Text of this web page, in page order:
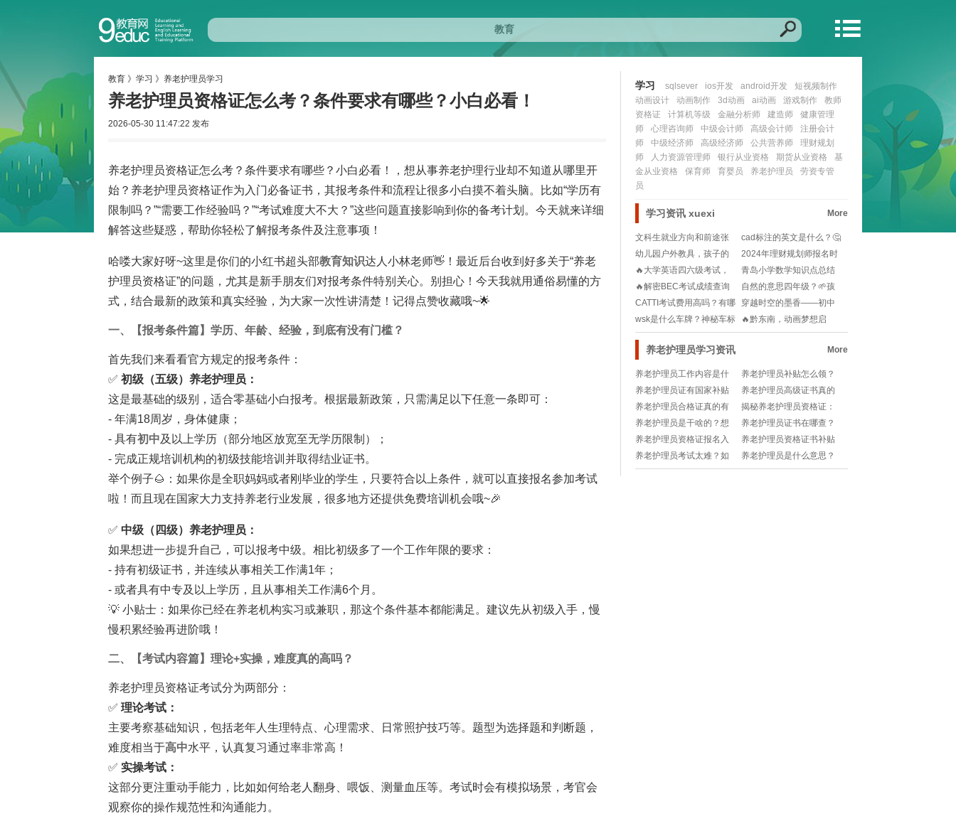
教育 》 学习 》 养老护理员学习
养老护理员资格证怎么考？条件要求有哪些？小白必看！
2026-05-30 11:47:22 发布
养老护理员资格证怎么考？条件要求有哪些？小白必看！，想从事养老护理行业却不知道从哪里开
始？养老护理员资格证作为入门必备证书，其报考条件和流程让很多小白摸不着头脑。比如“学历有
限制吗？”“需要工作经验吗？”“考试难度大不大？”这些问题直接影响到你的备考计划。今天就来详细
解答这些疑惑，帮助你轻松了解报考条件及注意事项！
哈喽大家好呀~这里是你们的小红书超头部教育知识达人小林老师👋！最近后台收到好多关于“养老
护理员资格证”的问题，尤其是新手朋友们对报考条件特别关心。别担心！今天我就用通俗易懂的方
式，结合最新的政策和真实经验，为大家一次性讲清楚！记得点赞收藏哦~🌟
一、【报考条件篇】学历、年龄、经验，到底有没有门槛？
首先我们来看看官方规定的报考条件：
✅ 初级（五级）养老护理员：
这是最基础的级别，适合零基础小白报考。根据最新政策，只需满足以下任意一条即可：
- 年满18周岁，身体健康；
- 具有初中及以上学历（部分地区放宽至无学历限制）；
- 完成正规培训机构的初级技能培训并取得结业证书。
举个例子🌰：如果你是全职妈妈或者刚毕业的学生，只要符合以上条件，就可以直接报名参加考试
啦！而且现在国家大力支持养老行业发展，很多地方还提供免费培训机会哦~🎉
✅ 中级（四级）养老护理员：
如果想进一步提升自己，可以报考中级。相比初级多了一个工作年限的要求：
- 持有初级证书，并连续从事相关工作满1年；
- 或者具有中专及以上学历，且从事相关工作满6个月。
💡 小贴士：如果你已经在养老机构实习或兼职，那这个条件基本都能满足。建议先从初级入手，慢
慢积累经验再进阶哦！
二、【考试内容篇】理论+实操，难度真的高吗？
养老护理员资格证考试分为两部分：
✅ 理论考试：
主要考察基础知识，包括老年人生理特点、心理需求、日常照护技巧等。题型为选择题和判断题，
难度相当于高中水平，认真复习通过率非常高！
✅ 实操考试：
这部分更注重动手能力，比如如何给老人翻身、喂饭、测量血压等。考试时会有模拟场景，考官会
观察你的操作规范性和沟通能力。
学习 sqlsever ios开发 android开发
短视频制作
动画设计
动画制作 3d动画 ai动画 游戏制作
教师
资格证
计算机等级 金融分析师 建造师
健康管理
师
心理咨询师 中级会计师 高级会计师
注册会计
师
中级经济师 高级经济师 公共营养师
理财规划
师
人力资源管理师 银行从业资格 期货从业资格
基
金从业资格
保育师 育婴员 养老护理员
劳资专管
员
学习资讯 xuexi More
文科生就业方向和前途张
雪峰？🎓就业迷茫党
cad标注的英文是什么？🤔
设计图纸必备术
幼儿园户外教具，孩子的
快乐学习乐园🌳!
2024年理财规划师报名时
间是啥时候？不
🔥大学英语四六级考试，
你的报名时间来了！
青岛小学数学知识点总结
大全？📚涵盖1-6
🔥解密BEC考试成绩查询
大作战：步骤指南
自然的意思四年级？🌱孩
子怎么理解更好？💡
CATTI考试费用高吗？有哪
些语种可选？
穿越时空的墨香——初中
语文课本里的文化瑰
wsk是什么车牌？神秘车标
背后隐藏哪些教
🔥黔东南，动画梦想启
航！🎨——揭秘202
养老护理员学习资讯 More
养老护理员工作内容是什
么？如何成为专业养老护
理员？
养老护理员补贴怎么领？
热门入口+申请攻略大揭
秘！
养老护理员证有国家补贴
吗？如何申请+领取全攻
略？
养老护理员高级证书真的
有用吗？含金量高不高？
值不值得考？
养老护理员合格证真的有
用吗？考下来值不值？费
用多少合适？
揭秘养老护理员资格证：
国家认可的黄金钥匙🔑!
养老护理员是干啥的？想
转行做养老护理，前景如
何？
养老护理员证书在哪查？
官方查询入口了解一下！
养老护理员资格证报名入
口在哪？2025最新官方渠
道揭秘！
养老护理员资格证书补贴
政策有哪些？如何申请领
取补贴？
养老护理员考试太难？如
何快速掌握试题及答案解
养老护理员是什么意思？
新手小白必看！